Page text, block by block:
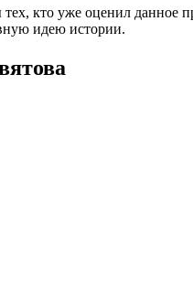
кто уже оценил данное
идею истории.